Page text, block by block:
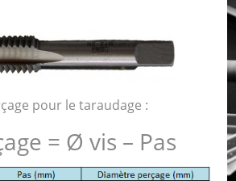
pour le taraudage :
= Ø vis – Pas